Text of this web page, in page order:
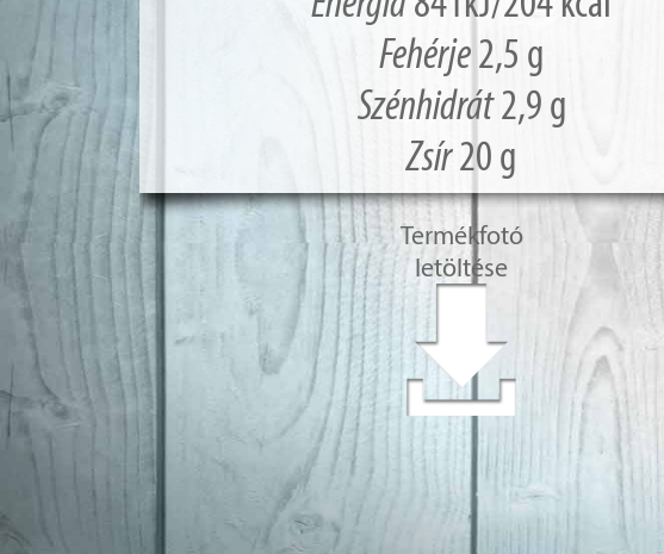
Fehérje2,5 g
Szénhidrát2,9 g
Zsír20 g
Termékfotó
letöltése